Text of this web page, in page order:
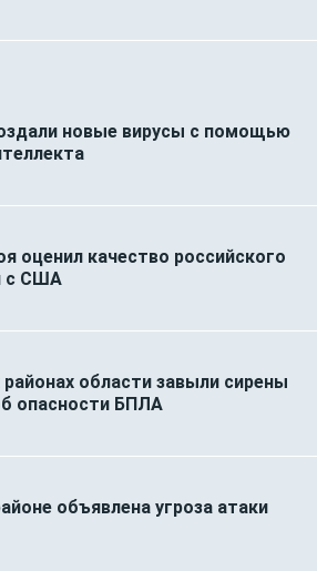
новые вирусы с помощью
оценил качество российского
с США
области завыли сирены
опасности БПЛА
объявлена угроза атаки